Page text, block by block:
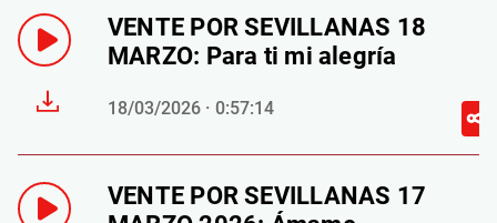
VENTE POR SEVILLANAS 18
MARZO: Para ti mi alegría
18/03/2026 · 0:57:14
VENTE POR SEVILLANAS 17